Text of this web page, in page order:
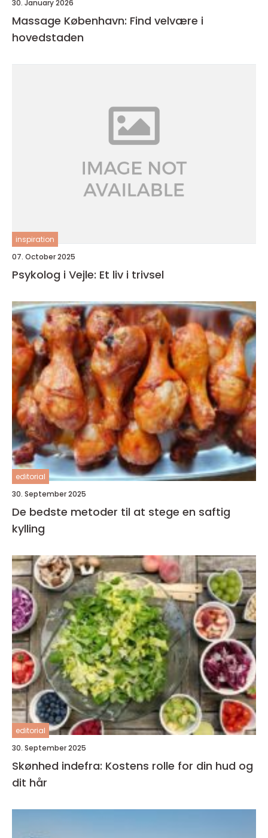
30. January 2026
Massage København: Find velvære i
hovedstaden
inspiration
07. October 2025
Psykolog i Vejle: Et liv i trivsel
editorial
30. September 2025
De bedste metoder til at stege en saftig
kylling
editorial
30. September 2025
Skønhed indefra: Kostens rolle for din hud og
dit hår